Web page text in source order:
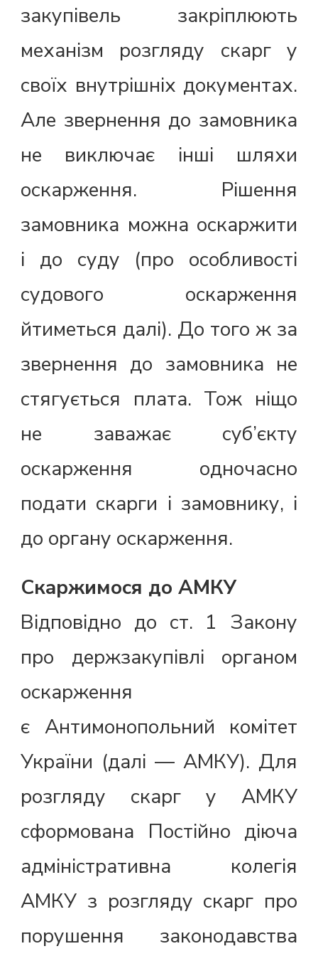
закупівель закріплюють
механізм розгляду скарг у
своїх внутрішніх документах.
Але звернення до замовника
не виключає інші шляхи
оскарження. Рішення
замовника можна оскаржити
і до суду (про особливості
судового оскарження
йтиметься далі). До того ж за
звернення до замовника не
стягується плата. Тож ніщо
не заважає суб’єкту
оскарження одночасно
подати скарги і замовнику, і
до органу оскарження.
Скаржимося до АМКУ
Відповідно до ст. 1 Закону
про держзакупівлі органом
оскарження
є Антимонопольний комітет
України (далі — АМКУ). Для
розгляду скарг у АМКУ
сформована Постійно діюча
адміністративна колегія
АМКУ з розгляду скарг про
порушення законодавства